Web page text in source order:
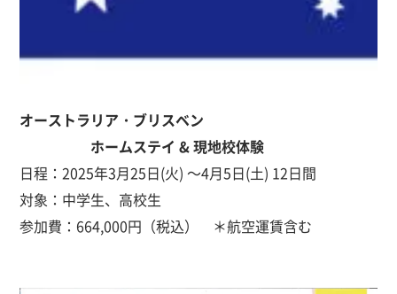
オーストラリア ・ ブリスベン
ホームステイ &現地校体験
日程：2025年3月25日(火) ～4月5日(土) 12日間
対象：中学生、高校生
参加費：664,000円（税込） ＊航空運賃含む